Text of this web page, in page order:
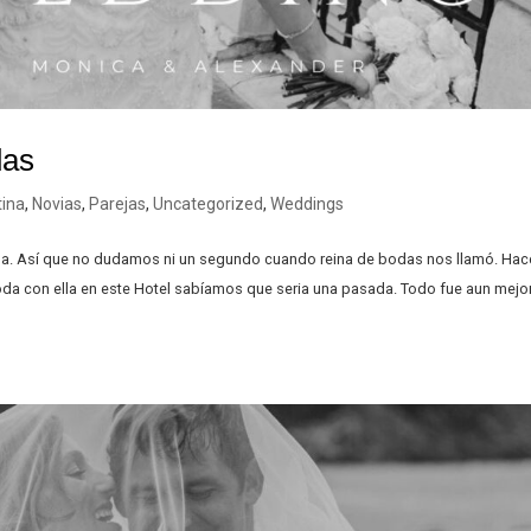
, Novias, Parejas,Uncategorized,Weddings
Así que no dudamos ni un segundo cuando reina de bodas nos llamó.
con ella en este Hotel sabíamos que seria una pasada. Todo fue aun